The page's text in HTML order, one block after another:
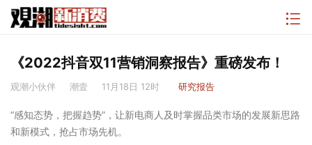
《2022抖音双11营销洞察报告》重磅发布！
观潮小伙伴 潮壹 11月18日 12时 研究报告
“感知态势，把握趋势”，让新电商人及时掌握品类市场的发展新思路
和新模式，抢占市场先机。